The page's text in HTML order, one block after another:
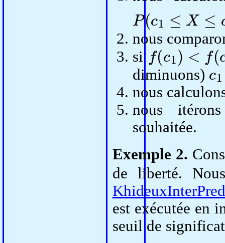
P(c X ≤c2 =
nous
si f(c 1)<f(c2)
diminuons) c1
nous
nous
souhaitée.
Exemple 2.
de liberté.
KhideuxInterPred
est exécutée en
seuil de